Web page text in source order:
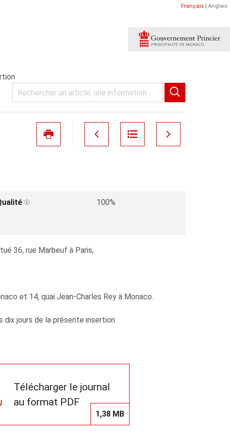
Français | Anglais
100%
36, rue Marbeuf à Paris,
et 14, quai Jean-Charles Rey à Monaco.
dix jours de la présente insertion.
Télécharger le journal
au format PDF
1,38 MB